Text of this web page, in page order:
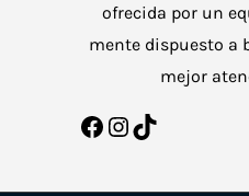
ofrecida por un
mente dispuesto a
mejor
Facebook
Instagram
TikTok